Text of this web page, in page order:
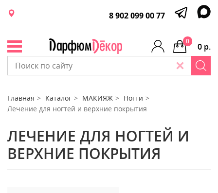
8 902 099 00 77
0 р.
0
Главная Каталог МАКИЯЖ
Ногти
Лечение для ногтей и верхние покрытия
ЛЕЧЕНИЕ ДЛЯ НОГТЕЙ И
ВЕРХНИЕ ПОКРЫТИЯ